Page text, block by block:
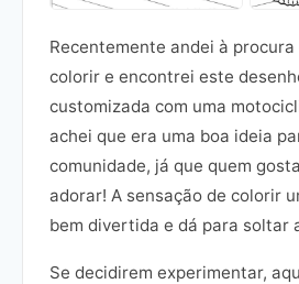
Recentemente andei à
colorir e encontrei este
customizada com uma
achei que era uma boa ideia
comunidade, já que quem
adorar! A sensação de colorir
bem divertida e dá para soltar
Se decidirem experimentar,